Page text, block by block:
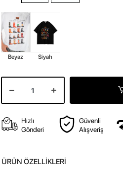
Beyaz Siyah
Hızlı
Gönderi
Güvenli
Alışveriş
ÜRÜN ÖZELLİKLERİ